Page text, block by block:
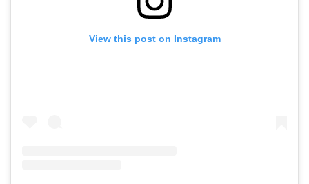
View this post on Instagram